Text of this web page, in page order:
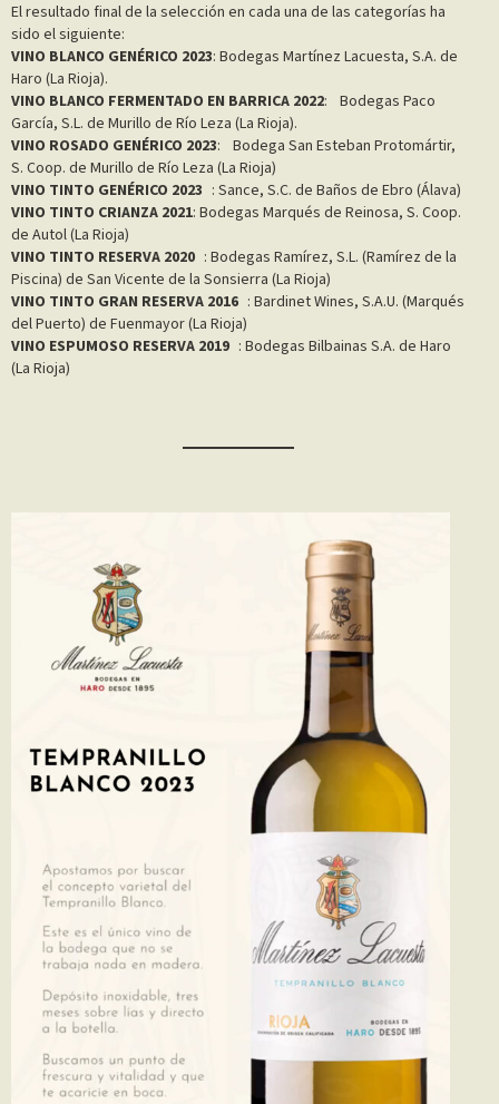
El resultado final de la selección en cada una de las categorías ha
sido el siguiente:
VINO BLANCO GENÉRICO 2023: Bodegas Martínez Lacuesta, S.A. de
Haro (La Rioja).
VINO BLANCO FERMENTADO EN BARRICA 2022: Bodegas Paco
García, S.L. de Murillo de Río Leza (La Rioja).
VINO ROSADO GENÉRICO 2023: Bodega San Esteban Protomártir,
S. Coop. de Murillo de Río Leza (La Rioja)
VINO TINTO GENÉRICO 2023 : Sance, S.C. de Baños de Ebro (Álava)
VINO TINTO CRIANZA 2021: Bodegas Marqués de Reinosa, S. Coop.
de Autol (La Rioja)
VINO TINTO RESERVA 2020 : Bodegas Ramírez, S.L. (Ramírez de la
Piscina) de San Vicente de la Sonsierra (La Rioja)
VINO TINTO GRAN RESERVA 2016 : Bardinet Wines, S.A.U. (Marqués
del Puerto) de Fuenmayor (La Rioja)
VINO ESPUMOSO RESERVA 2019 : Bodegas Bilbainas S.A. de Haro
(La Rioja)